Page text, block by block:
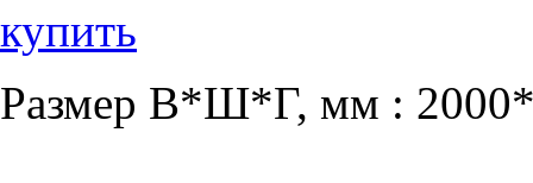
купить
Размер В*Ш*Г, мм :